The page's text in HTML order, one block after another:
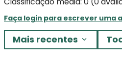
Faça login para escrever uma
Mais recentes